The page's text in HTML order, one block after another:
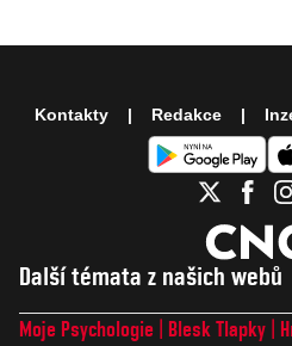
Další témata z našich webů
Moje Psychologie Blesk Tlapky
Kontakty Redakce